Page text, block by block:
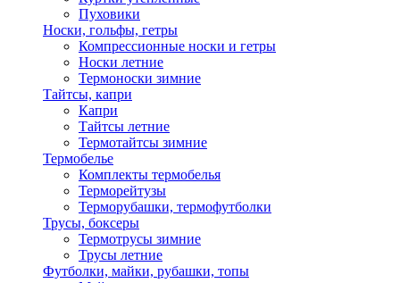
Пуховики
Носки, гольфы, гетры
Компрессионные носки и гетры
Носки летние
Термоноски зимние
Тайтсы, капри
Капри
Тайтсы летние
Термотайтсы зимние
Термобелье
Комплекты термобелья
Терморейтузы
Терморубашки, термофутболки
Трусы, боксеры
Термотрусы зимние
Трусы летние
Футболки, майки, рубашки, топы